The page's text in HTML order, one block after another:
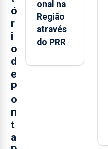
ó
r
i
o
d
e
P
o
n
t
a
onal na
Região
através
do PRR